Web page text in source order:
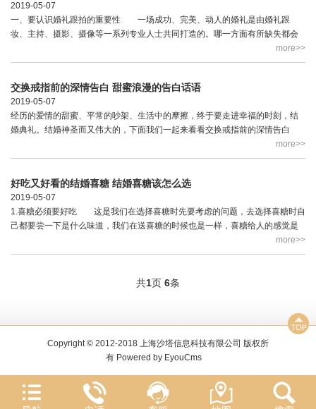
2019-05-07
一、要认识婚礼跟拍的重要性 一场成功、完美、动人的婚礼是由婚礼跟
妆、主持、摄影、摄像等一系列专业人士共同打造的。哪一方面有所缺失都会
让这场浪漫的婚礼失色不少，做为全天婚礼过程的记录者：摄影跟拍摄影师就
显得更为重要。 ...
more>>
交换戒指前的深情告白 甜蜜浪漫的告白话语
2019-05-07
经历的爱情的甜蜜、平常的吵架、生活中的摩擦，终于要走进幸福的时刻，结
婚典礼。结婚神圣而又伟大的，下面我们一起来看看交换戒指前的深情告白
吧。 结婚表白精选一 谢谢亲爱的你成为我生命中的爱，成为心中的唯
一，和我一起分...
more>>
好吃又好看的结婚喜糖 结婚喜糖该怎么选
2019-05-07
1.喜糖必须要好吃 这是我们在选择喜糖时先要考虑的问题，去选择喜糖时自
己都要尝一下是什么味道，我们在送喜糖的时候也是一样，喜糖给人的感觉是
甜蜜不是一些乱七八糟的味道，选择品牌糖果是大家的选择之一。 2.多种口
味进行搭...
more>>
共1页 6条
Copyright © 2012-2018 上海沙塔信息科技有限公司 版权所
有 Powered by EyouCms